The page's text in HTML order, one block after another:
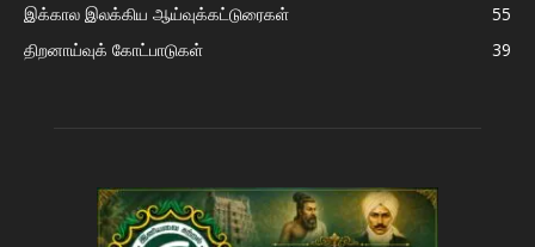
இக்கால இலக்கிய ஆய்வுக்கட்டுரைகள்
55
திறனாய்வுக் கோட்பாடுகள்
39